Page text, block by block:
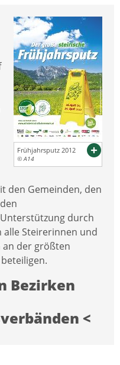
Frühjahrsputz 2012
© A14
den Gemeinden, den
durch
alle Steirerinnen und
an der größten
Bezirken
<